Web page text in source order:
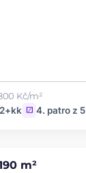
Kč/m²
2+kk stairs 4. patro z 5
m²